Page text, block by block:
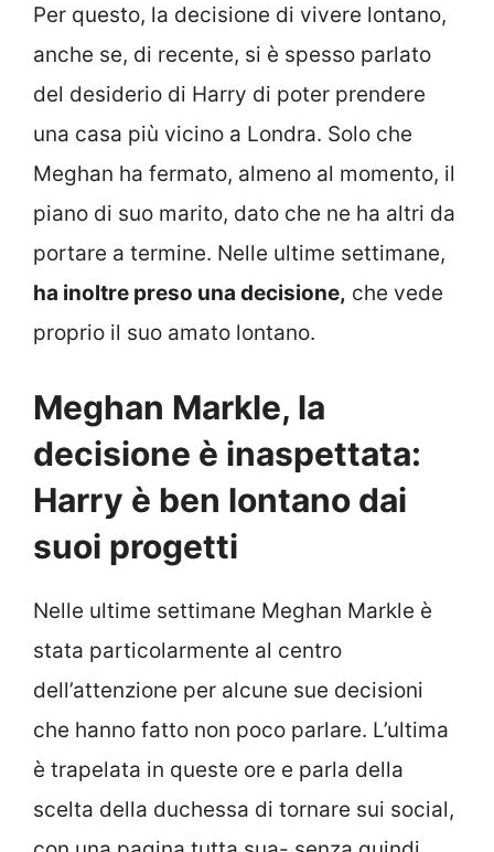
Per questo, la decisione di vivere lontano,
anche se, di recente, si è spesso parlato
del desiderio di Harry di poter prendere
una casa più vicino a Londra. Solo che
Meghan ha fermato, almeno al momento, il
piano di suo marito, dato che ne ha altri da
portare a termine. Nelle ultime settimane,
ha inoltre preso una decisione, che vede
proprio il suo amato lontano.
Meghan Markle, la
decisione è inaspettata:
Harry è ben lontano dai
suoi progetti
Nelle ultime settimane Meghan Markle è
stata particolarmente al centro
dell’attenzione per alcune sue decisioni
che hanno fatto non poco parlare. L’ultima
è trapelata in queste ore e parla della
scelta della duchessa di tornare sui social,